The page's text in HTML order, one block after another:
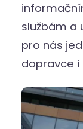
službám a
pro nás
dopravce i